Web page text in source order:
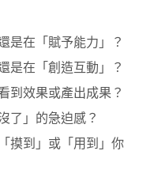
是在「賦予能力」？
是在「創造互動」？
到效果或產出成果？
了」的急迫感？
摸到」或「用到」你